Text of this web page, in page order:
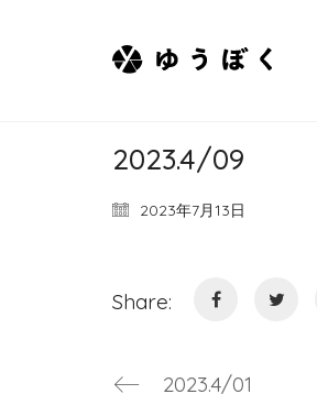
2023.4/09
2023年7月13日
Share:
2023.4/01